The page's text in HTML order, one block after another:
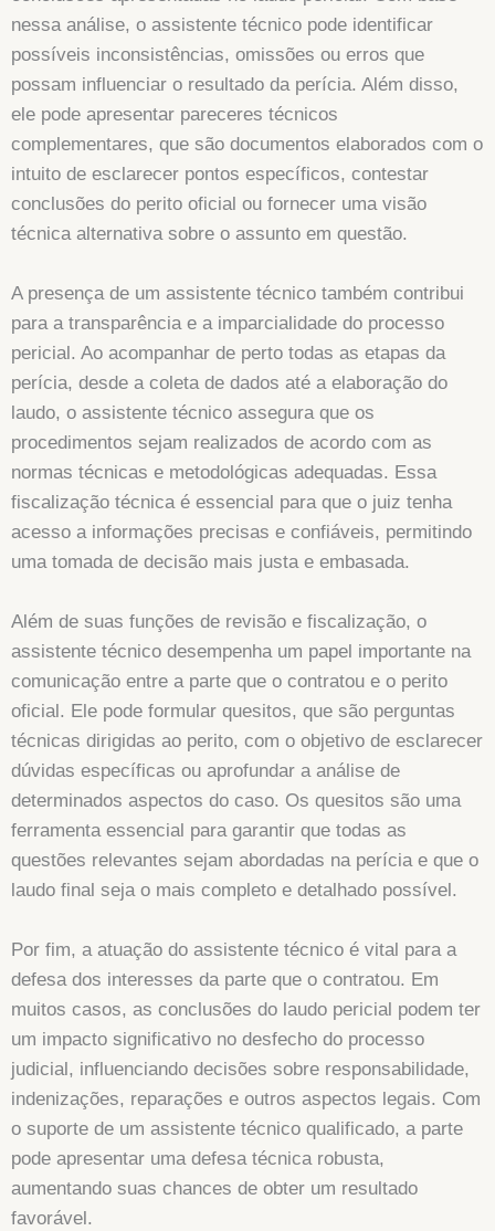
nessa análise, o assistente técnico pode identificar
possíveis inconsistências, omissões ou erros que
possam influenciar o resultado da perícia. Além disso,
ele pode apresentar pareceres técnicos
complementares, que são documentos elaborados com o
intuito de esclarecer pontos específicos, contestar
conclusões do perito oficial ou fornecer uma visão
técnica alternativa sobre o assunto em questão.
A presença de um assistente técnico também contribui
para a transparência e a imparcialidade do processo
pericial. Ao acompanhar de perto todas as etapas da
perícia, desde a coleta de dados até a elaboração do
laudo, o assistente técnico assegura que os
procedimentos sejam realizados de acordo com as
normas técnicas e metodológicas adequadas. Essa
fiscalização técnica é essencial para que o juiz tenha
acesso a informações precisas e confiáveis, permitindo
uma tomada de decisão mais justa e embasada.
Além de suas funções de revisão e fiscalização, o
assistente técnico desempenha um papel importante na
comunicação entre a parte que o contratou e o perito
oficial. Ele pode formular quesitos, que são perguntas
técnicas dirigidas ao perito, com o objetivo de esclarecer
dúvidas específicas ou aprofundar a análise de
determinados aspectos do caso. Os quesitos são uma
ferramenta essencial para garantir que todas as
questões relevantes sejam abordadas na perícia e que o
laudo final seja o mais completo e detalhado possível.
Por fim, a atuação do assistente técnico é vital para a
defesa dos interesses da parte que o contratou. Em
muitos casos, as conclusões do laudo pericial podem ter
um impacto significativo no desfecho do processo
judicial, influenciando decisões sobre responsabilidade,
indenizações, reparações e outros aspectos legais. Com
o suporte de um assistente técnico qualificado, a parte
pode apresentar uma defesa técnica robusta,
aumentando suas chances de obter um resultado
favorável.